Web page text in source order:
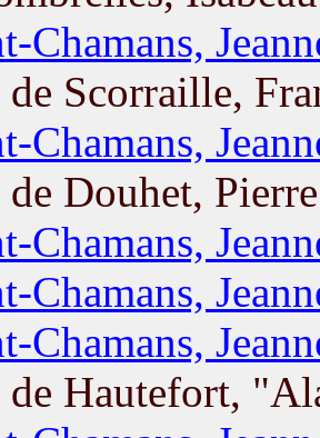
Chamans,
Scorraille,
Chamans,
Douhet, Pierre
Chamans,
Chamans,
Chamans,
de Hautefort,